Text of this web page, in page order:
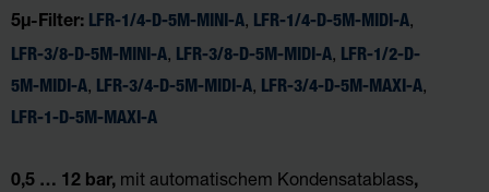
5µ-Filter: LFR-1/4-D-5M-MINI-A, LFR-1/4-D-5M-MIDI-A,
LFR-3/8-D-5M-MINI-A, LFR-3/8-D-5M-MIDI-A, LFR-1/2-D-
5M-MIDI-A, LFR-3/4-D-5M-MIDI-A, LFR-3/4-D-5M-MAXI-A,
LFR-1-D-5M-MAXI-A
0,5 … 12 bar, mit automatischem Kondensatablass,